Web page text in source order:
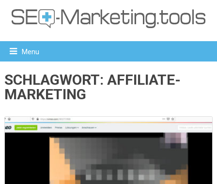
Menu
SCHLAGWORT: AFFILIATE-
MARKETING